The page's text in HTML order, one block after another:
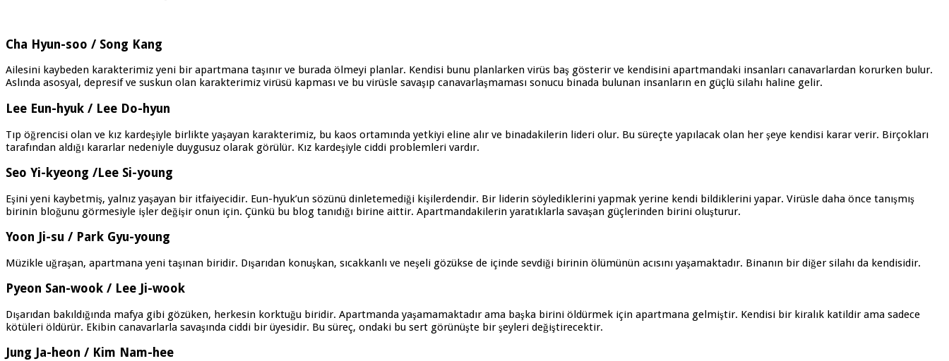
Cha Hyun-soo / Song Kang
Ailesini kaybeden karakterimiz yeni bir apartmana taşınır ve burada ölmeyi planlar. Kendisi bunu planlarken virüs baş gösterir ve kendisini apartmandaki insanları canavarlardan korurken bulur.
Aslında asosyal, depresif ve suskun olan karakterimiz virüsü kapması ve bu virüsle savaşıp canavarlaşmaması sonucu binada bulunan insanların en güçlü silahı haline gelir.
Lee Eun-hyuk / Lee Do-hyun
Tıp öğrencisi olan ve kız kardeşiyle birlikte yaşayan karakterimiz, bu kaos ortamında yetkiyi eline alır ve binadakilerin lideri olur. Bu süreçte yapılacak olan her şeye kendisi karar verir. Birçokları
tarafından aldığı kararlar nedeniyle duygusuz olarak görülür. Kız kardeşiyle ciddi problemleri vardır.
Seo Yi-kyeong /Lee Si-young
Eşini yeni kaybetmiş, yalnız yaşayan bir itfaiyecidir. Eun-hyuk’un sözünü dinletemediği kişilerdendir. Bir liderin söylediklerini yapmak yerine kendi bildiklerini yapar. Virüsle daha önce tanışmış
birinin bloğunu görmesiyle işler değişir onun için. Çünkü bu blog tanıdığı birine aittir. Apartmandakilerin yaratıklarla savaşan güçlerinden birini oluşturur.
Yoon Ji-su / Park Gyu-young
Müzikle uğraşan, apartmana yeni taşınan biridir. Dışarıdan konuşkan, sıcakkanlı ve neşeli gözükse de içinde sevdiği birinin ölümünün acısını yaşamaktadır. Binanın bir diğer silahı da kendisidir.
Pyeon San-wook / Lee Ji-wook
Dışarıdan bakıldığında mafya gibi gözüken, herkesin korktuğu biridir. Apartmanda yaşamamaktadır ama başka birini öldürmek için apartmana gelmiştir. Kendisi bir kiralık katildir ama sadece
kötüleri öldürür. Ekibin canavarlarla savaşında ciddi bir üyesidir. Bu süreç, ondaki bu sert görünüşte bir şeyleri değiştirecektir.
Jung Ja-heon / Kim Nam-hee